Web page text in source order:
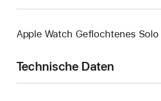
Apple Watch Geflochtenes Solo
Technische Daten